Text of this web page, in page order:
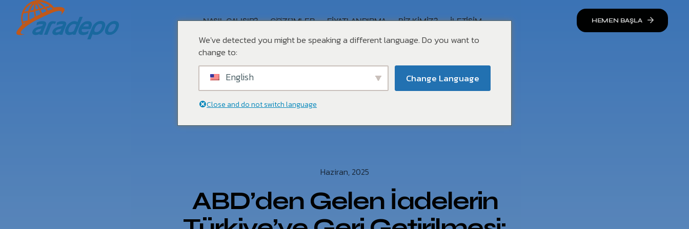
NASIL ÇALIŞIR? ÇÖZÜMLER FIYATLANDIRMA BIZ KIMIZ? İLETIŞIM HEMEN BAŞLA
Haziran, 2025
ABD’den Gelen İadelerin
We've detected you might be speaking a different language. Do you want to
change to:
English Change Language
Close and do not switch language